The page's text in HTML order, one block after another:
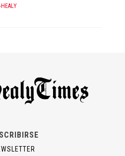
HEALY